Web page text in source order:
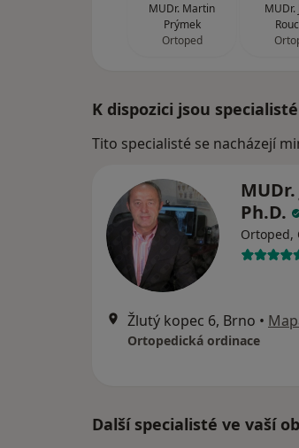
MUDr. Martin
Prýmek
Ortoped
MUDr.
K dispozici jsou specialisté
Tito specialisté se nacházejí
Ph.D.
Ortoped,
Žlutý kopec 6, Brno •
Ortopedická ordinace
Další specialisté ve vaší